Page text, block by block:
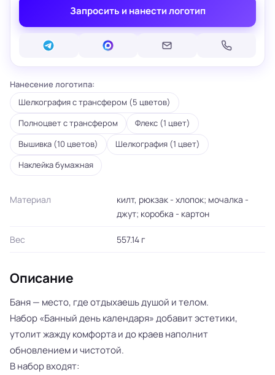
Запросить и нанести логотип
Нанесение логотипа:
Шелкография с трансфером (5 цветов)
Полноцвет с трансфером
Флекс (1 цвет)
Вышивка (10 цветов)
Шелкография (1 цвет)
Наклейка бумажная
Материал
килт, рюкзак - хлопок; мочалка -
джут; коробка - картон
Вес 557.14 г
Описание
Баня — место, где отдыхаешь душой и телом.
Набор «Банный день календаря» добавит эстетики,
утолит жажду комфорта и до краев наполнит
обновлением и чистотой.
В набор входят: